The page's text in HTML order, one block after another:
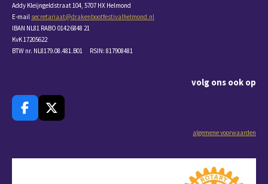
Addy Kleijngeldstraat 104, 5707 HX Helmond
E-mail secretariaat@drakenbootfestivalhelmond.nl
IBAN NL81 RABO 0142 6848 21
KvK 17205622
BTW nr. NL8179.08.481.B01 RSIN: 817908481
volg ons ook op
F
a
b
X
algemene voorwaarden